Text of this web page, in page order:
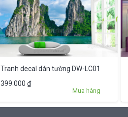
Tranh decal dán tường DW-LC01
399.000 ₫
Mua hàng